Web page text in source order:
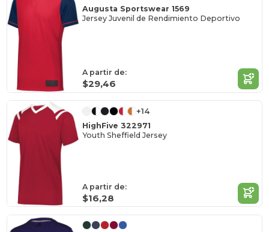
Augusta Sportswear 1569
Jersey Juvenil de Rendimiento Deportivo
A partir de:
$29,46
+14
HighFive 322971
Youth Sheffield Jersey
A partir de:
$16,28